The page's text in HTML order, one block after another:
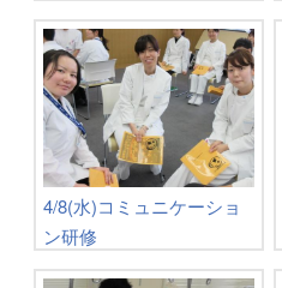
4/8(水)コミュニケーショ
ン研修